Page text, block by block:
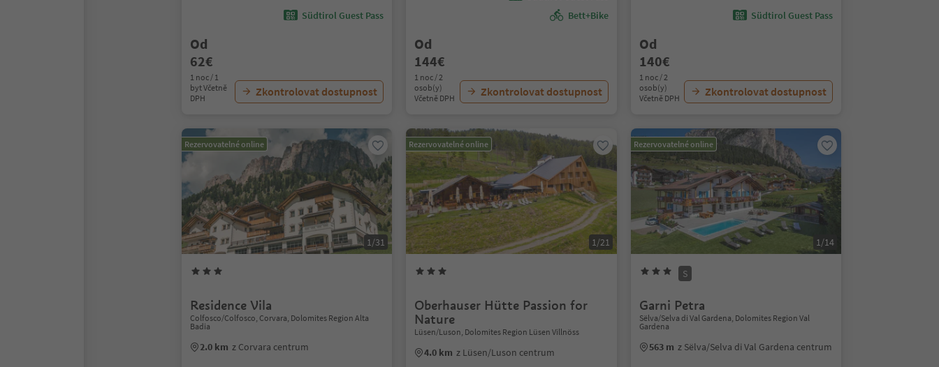
Südtirol Guest Pass
Od
62€
1 noc / 1
byt Včetně
DPH
Zkontrolovat dostupnost
Bett+Bike
Od
144€
1 noc / 2
osob(y)
Včetně DPH
Zkontrolovat dostupnost
Südtirol Guest Pass
Od
140€
1 noc / 2
osob(y)
Včetně DPH
Zkontrolovat dostupnost
Rezervovatelné online
1/31
Residence Vila
Colfosco/Colfosco, Corvara, Dolomites Region Alta
Badia
2.0 km z Corvara centrum
Rezervovatelné online
1/21
Oberhauser Hütte Passion for
Nature
Lüsen/Luson, Dolomites Region Lüsen Villnöss
4.0 km z Lüsen/Luson centrum
Rezervovatelné online
1/14
S
Garni Petra
Sëlva/Selva di Val Gardena, Dolomites Region Val
Gardena
563 m z Sëlva/Selva di Val Gardena centrum